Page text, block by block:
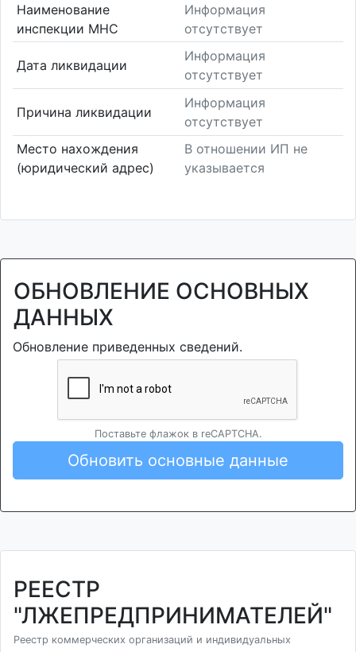
Наименование
инспекции МНС
Информация
отсутствует
Дата ликвидации
Информация
отсутствует
Причина ликвидации
Информация
отсутствует
Место нахождения
(юридический адрес)
В отношении ИП не
указывается
ОБНОВЛЕНИЕ ОСНОВНЫХ
ДАННЫХ
Обновление приведенных сведений.
Поставьте флажок в reCAPTCHA.
Обновить основные данные
РЕЕСТР
"ЛЖЕПРЕДПРИНИМАТЕЛЕЙ"
Реестр коммерческих организаций и индивидуальных